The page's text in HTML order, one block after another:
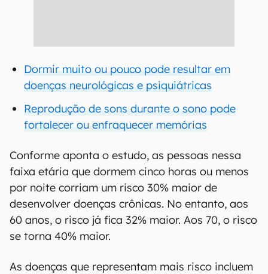
Dormir muito ou pouco pode resultar em
doenças neurológicas e psiquiátricas
Reprodução de sons durante o sono pode
fortalecer ou enfraquecer memórias
Conforme aponta o estudo, as pessoas nessa
faixa etária que dormem cinco horas ou menos
por noite corriam um risco 30% maior de
desenvolver doenças crônicas. No entanto, aos
60 anos, o risco já fica 32% maior. Aos 70, o risco
se torna 40% maior.
As doenças que representam mais risco incluem